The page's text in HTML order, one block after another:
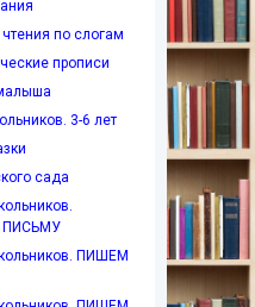
по слогам
прописи
3-6 лет
сада
ПИСЬМУ
ПИШЕМ